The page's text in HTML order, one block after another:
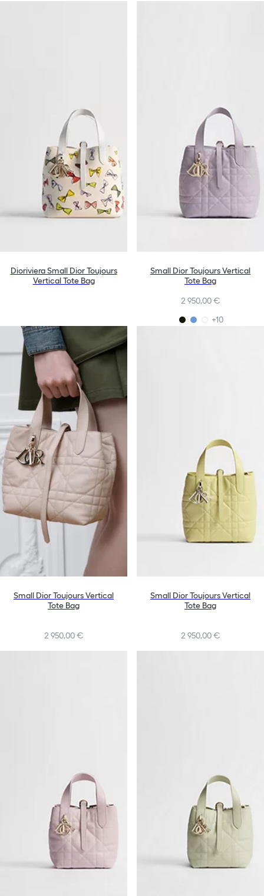
Dioriviera Small Dior Toujours
Vertical Tote Bag
Small Dior Toujours Vertical
Tote Bag
2 950,00 €
+10
Small Dior Toujours Vertical
Tote Bag
2 950,00 €
Small Dior Toujours Vertical
Tote Bag
2 950,00 €